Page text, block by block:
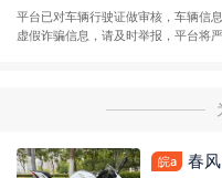
平台已对车辆行驶证做审核，车辆信
虚假诈骗信息，请及时举报，平台将严
皖a 春